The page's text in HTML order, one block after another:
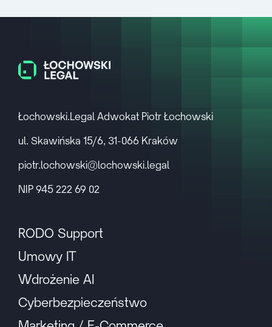
Łochowski.Legal Adwokat Piotr Łochowski
ul. Skawińska 15/6, 31-066 Kraków
piotr.lochowski@lochowski.legal
NIP 945 222 69 02
RODO Support
Umowy IT
Wdrożenie AI
Cyberbezpieczeństwo